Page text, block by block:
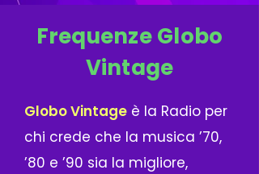
Frequenze Globo
Vintage
Globo Vintage è la Radio per
chi crede che la musica ’70,
’80 e ’90 sia la migliore,